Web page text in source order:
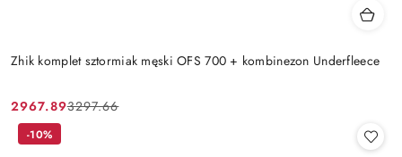
Zhik komplet sztormiak męski OFS 700 + kombinezon Underfleece
Cena
promocyjna:
2967.89
Cena
przed
3297.66
-10%